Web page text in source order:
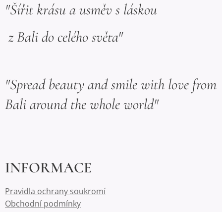
"Šířit krásu a usměv s láskou
z Bali do celého světa"
"Spread beauty and smile with love from
Bali around the whole world"
INFORMACE
Pravidla ochrany soukromí
Obchodní podmínky